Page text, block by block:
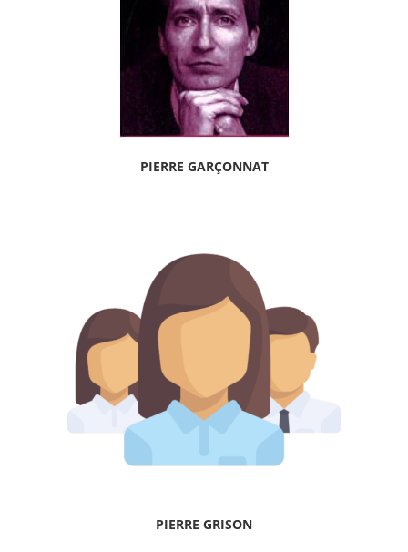
PIERRE GARÇONNAT
PIERRE GRISON